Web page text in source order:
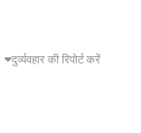
दुर्व्यवहार की रिपोर्ट करें